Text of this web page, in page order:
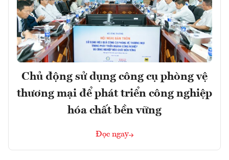
Chủ động sử dụng công cụ phòng vệ
thương mại để phát triển công nghiệp
hóa chất bền vững
Đọc ngay